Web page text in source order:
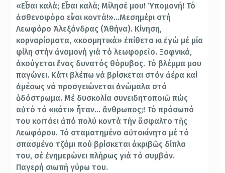
«Εἶσαι καλά; Εἶσαι καλά; Μίλησέ μου! Ὑπομονή! Τό
ἀσθενοφόρο εἶναι κοντά!»…Μεσημέρι στή
Λεωφόρο Ἀλεξάνδρας (Ἀθήνα). Κίνηση,
κορναρίσματα, «κοσμητικά» ἐπίθετα κι ἐγώ μέ μία
φίλη στήν ἀναμονή γιά τό λεωφορεῖο. Ξαφνικά,
ἀκούγεται ἕνας δυνατός θόρυβος. Τό βλέμμα μου
παγώνει. Κάτι βλέπω νά βρίσκεται στόν ἀέρα καί
ἀμέσως νά προσγειώνεται ἀνώμαλα στό
ὁδόστρωμα. Μέ δυσκολία συνειδητοποιῶ πώς
αὐτό τό «κάτι» ἦταν… ἄνθρωπος;! Τό πρόσωπό
του κοιτάει ἀπό πολύ κοντά τήν ἄσφαλτο τῆς
Λεωφόρου. Τό σταματημένο αὐτοκίνητο μέ τό
σπασμένο τζάμι πού βρίσκεται ἀκριβῶς δίπλα
του, σέ ἐνημερώνει πλήρως γιά τό συμβάν.
Παγερή σιωπή γύρω του.